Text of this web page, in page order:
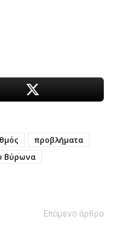
προβλήματα
Βύρωνα
Επόμενο άρθρο